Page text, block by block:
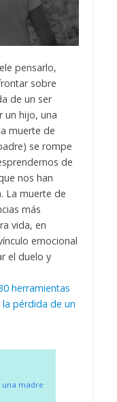
pensarlo,
sobre
de un ser
un hijo, una
muerte de
se rompe
de
nos han
La muerte de
más
vida, en
emocional
el duelo y
herramientas
pérdida de un
madre